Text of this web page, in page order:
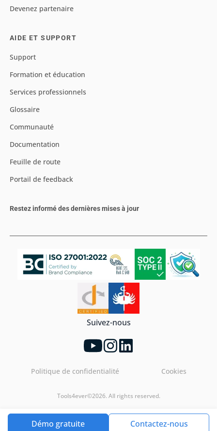
Démo gratuite Contactez-nous
Devenez partenaire
AIDE ET SUPPORT
Support
Formation et éducation
Services professionnels
Glossaire
Communauté
Documentation
Feuille de route
Portail de feedback
Restez informé des dernières mises à jour
Suivez-nous
Politique de confidentialité Cookies
Tools4ever©2026. All rights reserved.